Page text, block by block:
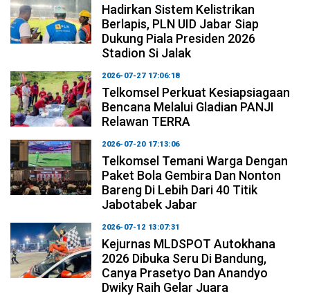
Hadirkan Sistem Kelistrikan
Berlapis, PLN UID Jabar Siap
Dukung Piala Presiden 2026
Stadion Si Jalak
2026-07-27 17:06:18
Telkomsel Perkuat Kesiapsiagaan
Bencana Melalui Gladian PANJI
Relawan TERRA
2026-07-20 17:13:06
Telkomsel Temani Warga Dengan
Paket Bola Gembira Dan Nonton
Bareng Di Lebih Dari 40 Titik
Jabotabek Jabar
2026-07-12 13:07:31
Kejurnas MLDSPOT Autokhana
2026 Dibuka Seru Di Bandung,
Canya Prasetyo Dan Anandyo
Dwiky Raih Gelar Juara